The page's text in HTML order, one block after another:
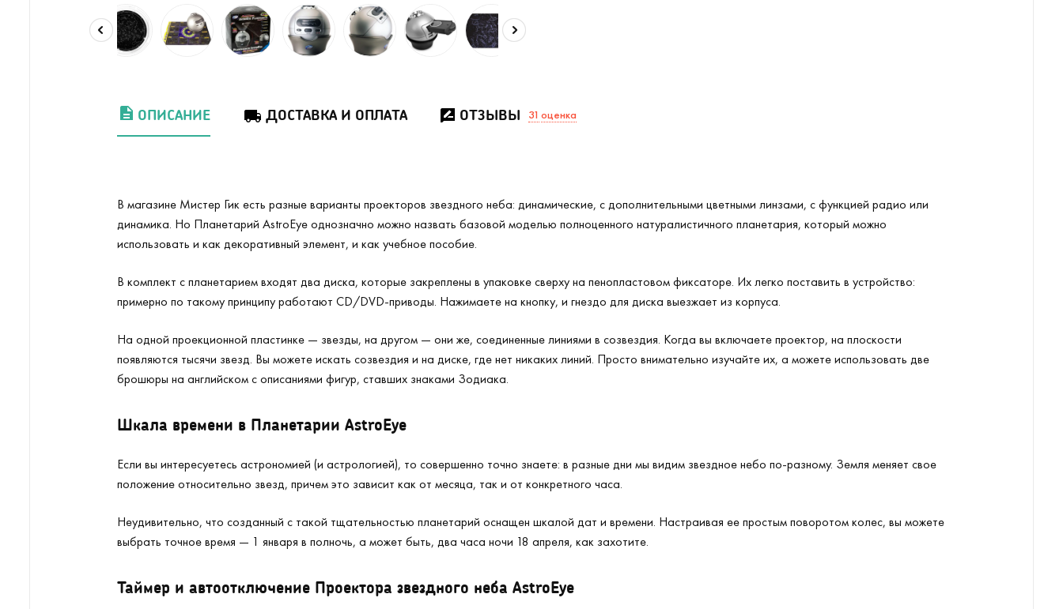
ОПИСАНИЕ ДОСТАВКА И ОПЛАТА ОТЗЫВЫ 31 оценка
В магазине Мистер Гик есть разные варианты проекторов звездного неба: динамические, с дополнительными цветными линзами, с функцией радио или
динамика. Но Планетарий AstroEye однозначно можно назвать базовой моделью полноценного натуралистичного планетария, который можно
использовать и как декоративный элемент, и как учебное пособие.
В комплект с планетарием входят два диска, которые закреплены в упаковке сверху на пенопластовом фиксаторе. Их легко поставить в устройство:
примерно по такому принципу работают CD/DVD-приводы. Нажимаете на кнопку, и гнездо для диска выезжает из корпуса.
На одной проекционной пластинке — звезды, на другом — они же, соединенные линиями в созвездия. Когда вы включаете проектор, на плоскости
появляются тысячи звезд. Вы можете искать созвездия и на диске, где нет никаких линий. Просто внимательно изучайте их, а можете использовать две
брошюры на английском с описаниями фигур, ставших знаками Зодиака.
Шкала времени в Планетарии AstroEye
Если вы интересуетесь астрономией (и астрологией), то совершенно точно знаете: в разные дни мы видим звездное небо по-разному. Земля меняет свое
положение относительно звезд, причем это зависит как от месяца, так и от конкретного часа.
Неудивительно, что созданный с такой тщательностью планетарий оснащен шкалой дат и времени. Настраивая ее простым поворотом колес, вы можете
выбрать точное время — 1 января в полночь, а может быть, два часа ночи 18 апреля, как захотите.
Таймер и автоотключение Проектора звездного неба AstroEye